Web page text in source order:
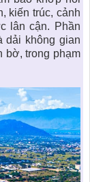
kiến trúc, cảnh
lân cận. Phần
dải không gian
bờ, trong phạm